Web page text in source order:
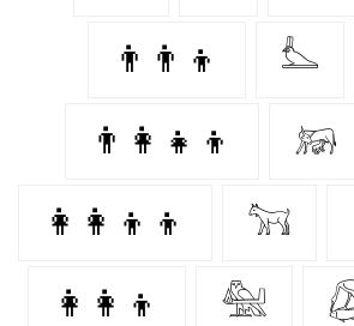
👨‍👨‍👦 𓅏
👨‍👩‍👧‍👦 𓃖
👩‍👩‍👦‍👦 𓃙
👩‍👩‍👦 𓅕